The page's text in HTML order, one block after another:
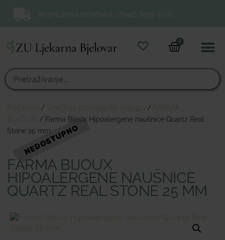
0
/ /
/ Farma Bijoux Hipoalergene naušnice Quartz Real
Stone 25 mm
FARMA BIJOUX
HIPOALERGENE NAUŠNICE
QUARTZ REAL STONE 25 MM